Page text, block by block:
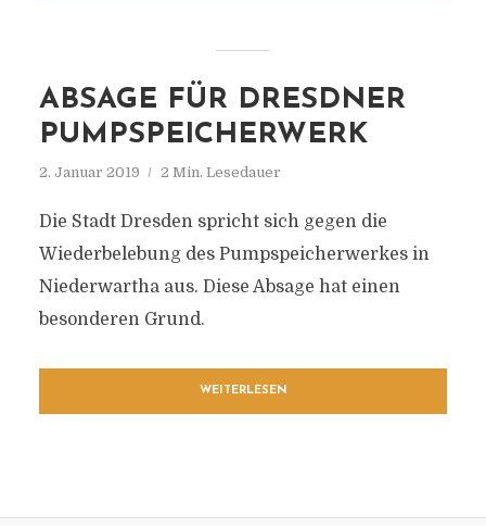
ABSAGE FÜR DRESDNER
PUMPSPEICHERWERK
2. Januar 2019 2 Min. Lesedauer
Die Stadt Dresden spricht sich gegen die
Wiederbelebung des Pumpspeicherwerkes in
Niederwartha aus. Diese Absage hat einen
besonderen Grund.
WEITERLESEN